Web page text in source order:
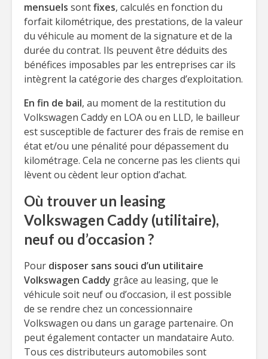
mensuels sontfixes, calculés en fonction du
forfait kilométrique, des prestations, de la valeur
du véhicule au moment de la signature et de la
durée du contrat. Ils peuvent être déduits des
bénéfices imposables par les entreprises car ils
intègrent la catégorie des charges d’exploitation.
En fin de bail, au moment de la restitution du
Volkswagen Caddy en LOA ou en LLD, le bailleur
est susceptible de facturer des frais de remise en
état et/ou une pénalité pour dépassement du
kilométrage. Cela ne concerne pas les clients qui
lèvent ou cèdent leur option d’achat.
Où trouver un leasing
Volkswagen Caddy (utilitaire),
neuf ou d’occasion ?
Pour disposer sans souci d’un utilitaire
Volkswagen Caddy grâce au leasing, que le
véhicule soit neuf ou d’occasion, il est possible
de se rendre chez un concessionnaire
Volkswagen ou dans un garage partenaire. On
peut également contacter un mandataire Auto.
Tous ces distributeurs automobiles sont